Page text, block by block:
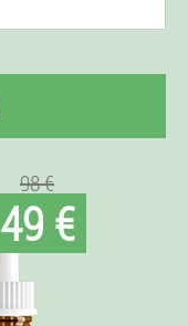
98 €
49 €